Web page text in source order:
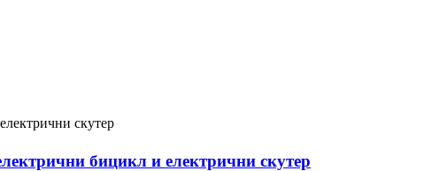
бицикл и електрични скутер